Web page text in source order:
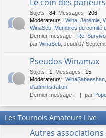
Le coin des parieurs
Sujets : 84 Messages : 206
Modérateurs : Wina_Jérémie
WinaSeb Membres du comité
Dernier message : Re:
par WinaSeb , Jeudi 07
Pseudos Winamax
Sujets : 1 Messages : 15
Modérateurs : WinaSabeeshan
d'administration
Dernier message :
par
Les Tournois Amateurs Live
Autres